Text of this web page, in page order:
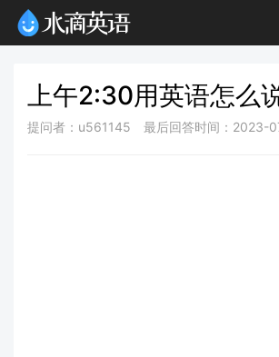
上午2:30用英语怎么
提问者：u561145 最后回答时间：2023-